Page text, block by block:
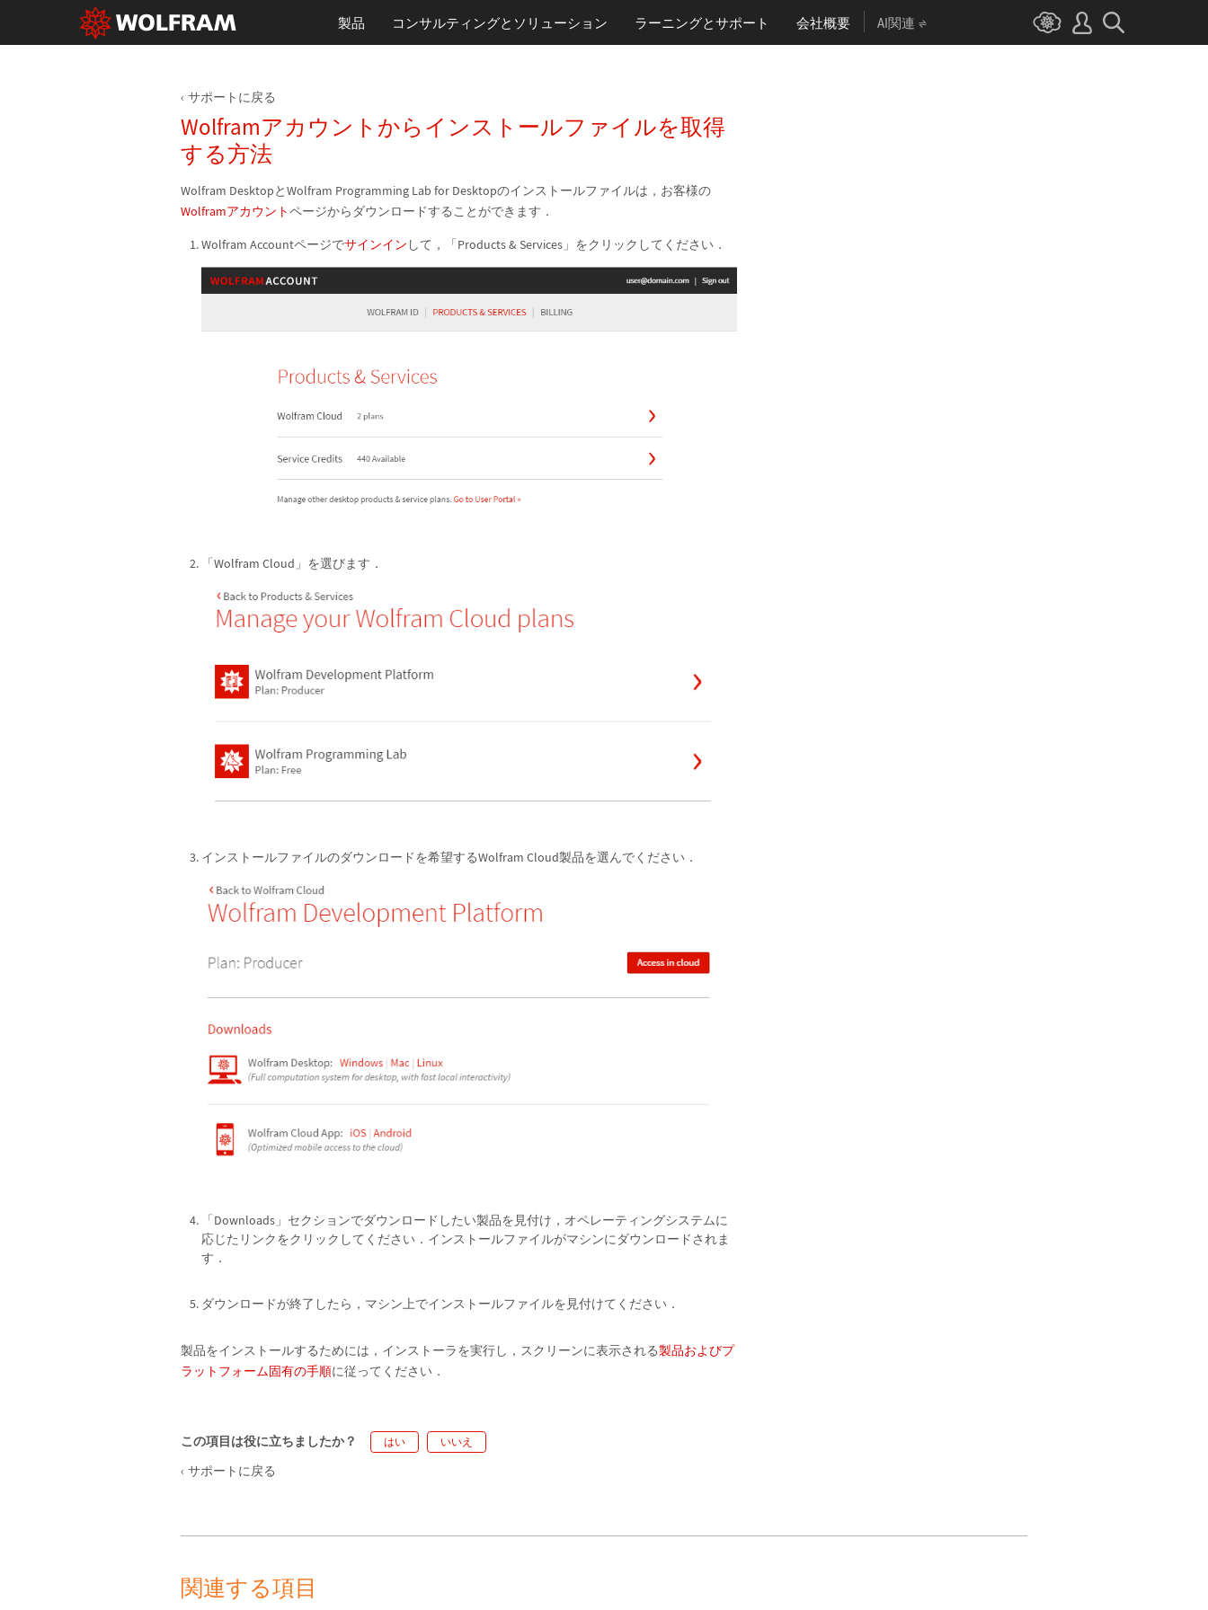
製品 コンサルティングとソリューション ラーニングとサポート 会社概要 AI関連
サポートに戻る
Wolframアカウントからインストールファイルを取得
する方法
Wolfram DesktopとWolfram Programming Lab for Desktopのインストールファイルは，お客様の
Wolframアカウントページからダウンロードすることができます．
Wolfram Accountページでサインイン して，「Products & Services」をクリックしてください．
「Wolfram Cloud」を選びます．
インストールファイルのダウンロードを希望するWolfram Cloud製品を選んでください．
「Downloads」セクションでダウンロードしたい製品を見付け，オペレーティングシステムに
応じたリンクをクリックしてください．インストールファイルがマシンにダウンロードされま
す．
ダウンロードが終了したら，マシン上でインストールファイルを見付けてください．
製品をインストールするためには，インストーラを実行し，スクリーンに表示される製品およびプ
ラットフォーム固有の手順に従ってください．
この項目は役に立ちましたか？ はい いいえ
サポートに戻る
関連する項目